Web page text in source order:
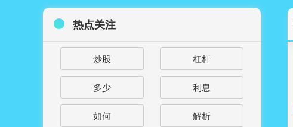
热点关注
炒股 杠杆
多少 利息
如何 解析